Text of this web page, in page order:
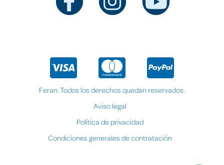
Feran. Todos los derechos quedan reservados.
Aviso legal
Política de privacidad
Condiciones generales de contratación